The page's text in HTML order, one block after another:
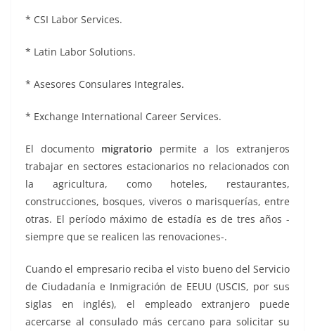
* CSI Labor Services.
* Latin Labor Solutions.
* Asesores Consulares Integrales.
* Exchange International Career Services.
El documento migratorio permite a los extranjeros
trabajar en sectores estacionarios no relacionados con
la agricultura, como hoteles, restaurantes,
construcciones, bosques, viveros o marisquerías, entre
otras. El período máximo de estadía es de tres años -
siempre que se realicen las renovaciones-.
Cuando el empresario reciba el visto bueno del Servicio
de Ciudadanía e Inmigración de EEUU (USCIS, por sus
siglas en inglés), el empleado extranjero puede
acercarse al consulado más cercano para solicitar su